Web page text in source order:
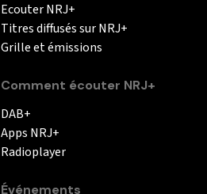
Ecouter NRJ+
Titres diffusés sur NRJ+
Grille et émissions
Comment écouter NRJ+
DAB+
Apps NRJ+
Radioplayer
Événements